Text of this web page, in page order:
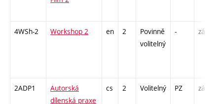
4WSh-2 Workshop 2 en 2
Povinně
volitelný
- zá
2ADP1
Autorská
dílenská praxe
cs 2 Volitelný PZ zá